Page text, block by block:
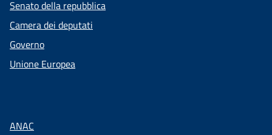
Senato della repubblica
Camera dei deputati
Governo
Unione Europea
ANAC